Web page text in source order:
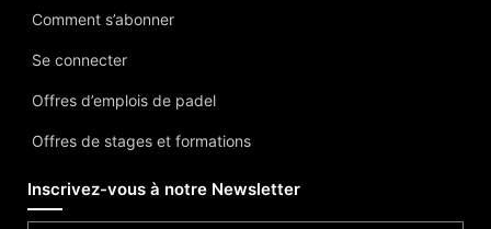
Comment s’abonner
Se connecter
Offres d’emplois de padel
Offres de stages et formations
Inscrivez-vous à notre Newsletter